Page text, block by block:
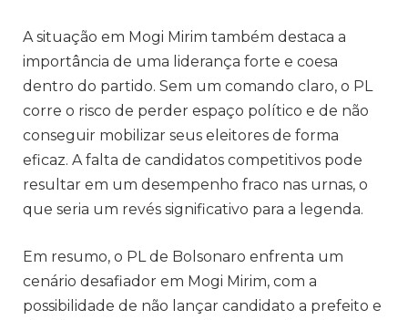
A situação em Mogi Mirim também destaca a
importância de uma liderança forte e coesa
dentro do partido. Sem um comando claro, o PL
corre o risco de perder espaço político e de não
conseguir mobilizar seus eleitores de forma
eficaz. A falta de candidatos competitivos pode
resultar em um desempenho fraco nas urnas, o
que seria um revés significativo para a legenda.
Em resumo, o PL de Bolsonaro enfrenta um
cenário desafiador em Mogi Mirim, com a
possibilidade de não lançar candidato a prefeito e